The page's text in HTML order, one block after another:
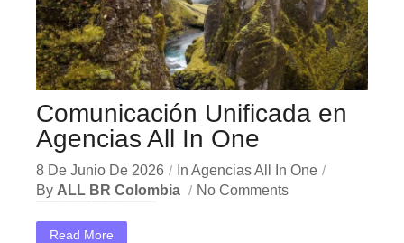
Comunicación Unificada en
Agencias All In One
8 De Junio De 2026 In Agencias All In One
By ALL BR Colombia No Comments
Read More